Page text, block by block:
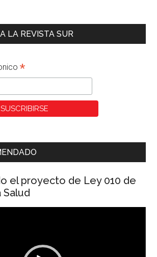
LA REVISTA SUR
*
el proyecto de Ley 010 de
Salud